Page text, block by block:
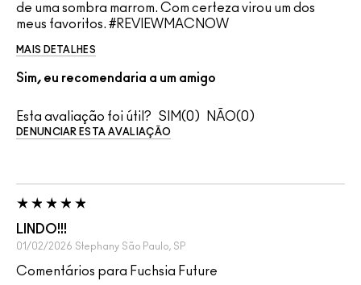
de uma sombra marrom. Com certeza virou um dos
meus favoritos. #REVIEWMACNOW
MAIS DETALHES
Sim, eu recomendaria a um amigo
Esta avaliação foi útil? 0 0
DENUNCIAR ESTA AVALIAÇÃO
LINDO!!!
01/02/2026 Stephany São Paulo, SP
Comentários para Fuchsia Future